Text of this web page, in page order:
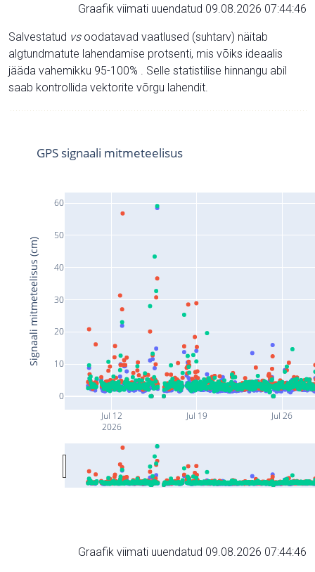
Graafik viimati uuendatud 09.08.2026 07:44:46
Salvestatud vsoodatavad vaatlused (suhtarv) näitab
algtundmatute lahendamise protsenti, mis võiks ideaalis
jääda vahemikku 95-100% . Selle statistilise hinnangu abil
saab kontrollida vektorite võrgu lahendit.
Jul 12
2026
Jul 19 Jul 26
0
10
20
30
40
50
60
GPS signaali mitmeteelisus
Signaali mitmeteelisus (cm)
Graafik viimati uuendatud 09.08.2026 07:44:46